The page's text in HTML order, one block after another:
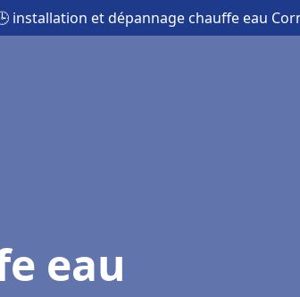
installation et dépannage chauffe eau
eau